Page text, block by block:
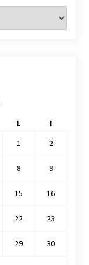
L
I
1
2
8 9
15 16
22 23
29 30